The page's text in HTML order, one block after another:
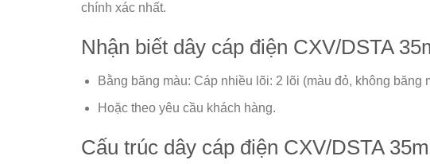
chính xác nhất.
Nhận biết dây cáp điện CXV/DSTA
Bằng băng màu: Cáp nhiều lõi: 2 lõi (màu đỏ, không
Hoặc theo yêu cầu khách hàng.
Cấu trúc dây cáp điện CXV/DSTA